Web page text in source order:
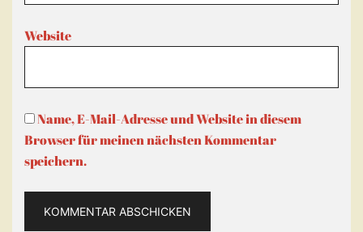
Website
Name, E-Mail-Adresse und Website in diesem
Browser für meinen nächsten Kommentar
speichern.